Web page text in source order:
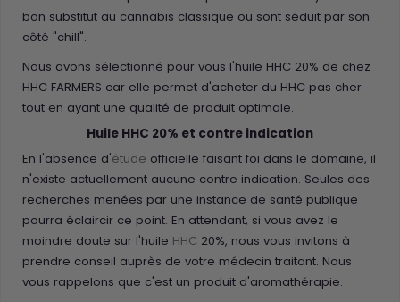
bon substitut au cannabis classique ou sont séduit par son
côté "chill".
Nous avons sélectionné pour vous l'huile HHC 20% de chez
HHC FARMERS car elle permet d'acheter du HHC pas cher
tout en ayant une qualité de produit optimale.
Huile HHC 20% et contre indication
En l'absence d'étude officielle faisant foi dans le domaine, il
n'existe actuellement aucune contre indication. Seules des
recherches menées par une instance de santé publique
pourra éclaircir ce point. En attendant, si vous avez le
moindre doute sur l'huile HHC 20%, nous vous invitons à
prendre conseil auprès de votre médecin traitant. Nous
vous rappelons que c'est un produit d'aromathérapie.